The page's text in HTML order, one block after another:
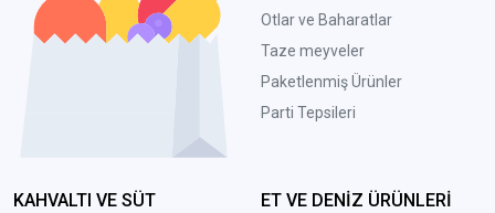
Otlar ve Baharatlar
Taze meyveler
Paketlenmiş Ürünler
Parti Tepsileri
KAHVALTI VE SÜT
ET VE DENİZ ÜRÜNLERİ